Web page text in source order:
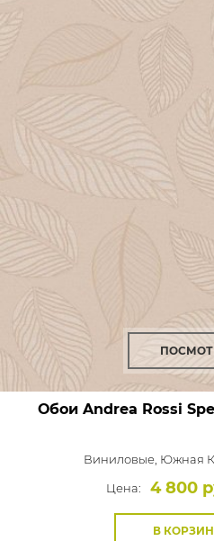
Обои Andrea Rossi
Виниловые, Южная
Цена:
4 800
В